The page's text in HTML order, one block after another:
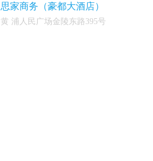
思家商务（豪都大酒店）
黄 浦人民广场金陵东路395号